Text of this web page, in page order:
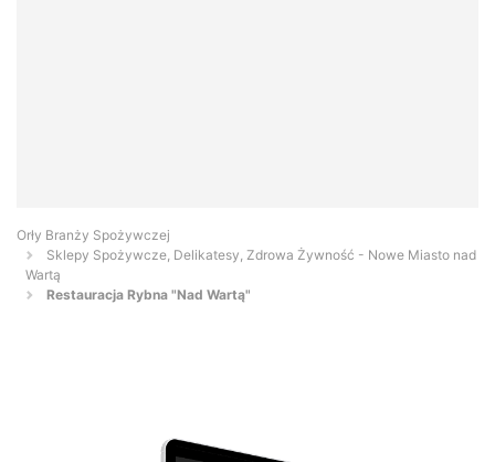
Orły Branży Spożywczej
Sklepy Spożywcze, Delikatesy, Zdrowa Żywność - Nowe Miasto nad
Wartą
Restauracja Rybna "Nad Wartą"